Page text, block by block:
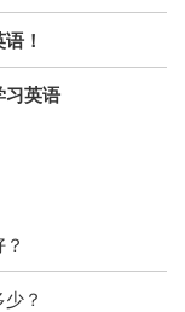
！
习英语
？